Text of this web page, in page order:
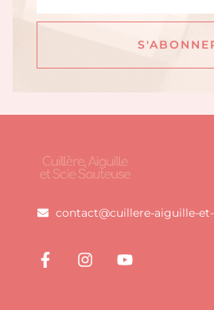
contact@cuillere-aiguille-